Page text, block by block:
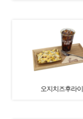
오지치즈후라이